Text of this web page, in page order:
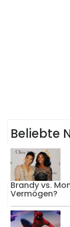
Beliebte
Brandy vs.
Vermögen?